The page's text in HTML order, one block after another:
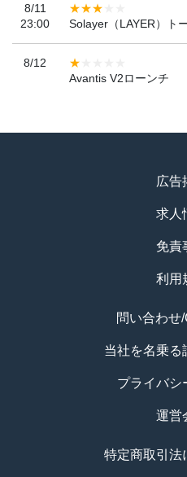
8/11
23:00
Solayer（LAYER）ト
8/12
Avantis V2ローンチ
広告
求人
免責
利用
問い合わせ
当社を名乗る
プライバシ
運営
特定商取引法